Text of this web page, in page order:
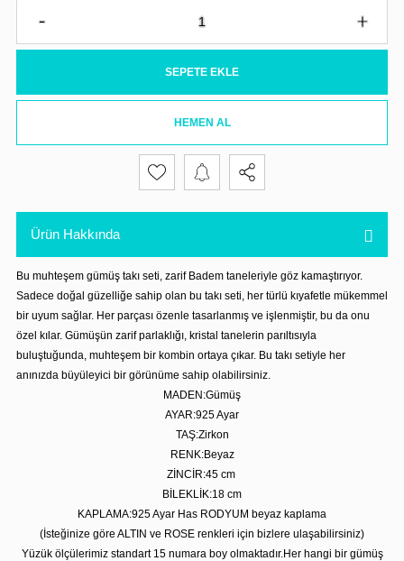
SEPETE EKLE
HEMEN AL
Ürün Hakkında
Bu muhteşem gümüş takı seti, zarif Badem taneleriyle göz kamaştırıyor.
Sadece doğal güzelliğe sahip olan bu takı seti, her türlü kıyafetle mükemmel
bir uyum sağlar. Her parçası özenle tasarlanmış ve işlenmiştir, bu da onu
özel kılar. Gümüşün zarif parlaklığı, kristal tanelerin parıltısıyla
buluştuğunda, muhteşem bir kombin ortaya çıkar. Bu takı setiyle her
anınızda büyüleyici bir görünüme sahip olabilirsiniz.
MADEN:Gümüş
AYAR:925 Ayar
TAŞ:Zirkon
RENK:Beyaz
ZİNCİR:45 cm
BİLEKLİK:18 cm
KAPLAMA:925 Ayar Has RODYUM beyaz kaplama
(İsteğinize göre ALTIN ve ROSE renkleri için bizlere ulaşabilirsiniz)
Yüzük ölçülerimiz standart 15 numara boy olmaktadır.Her hangi bir gümüş